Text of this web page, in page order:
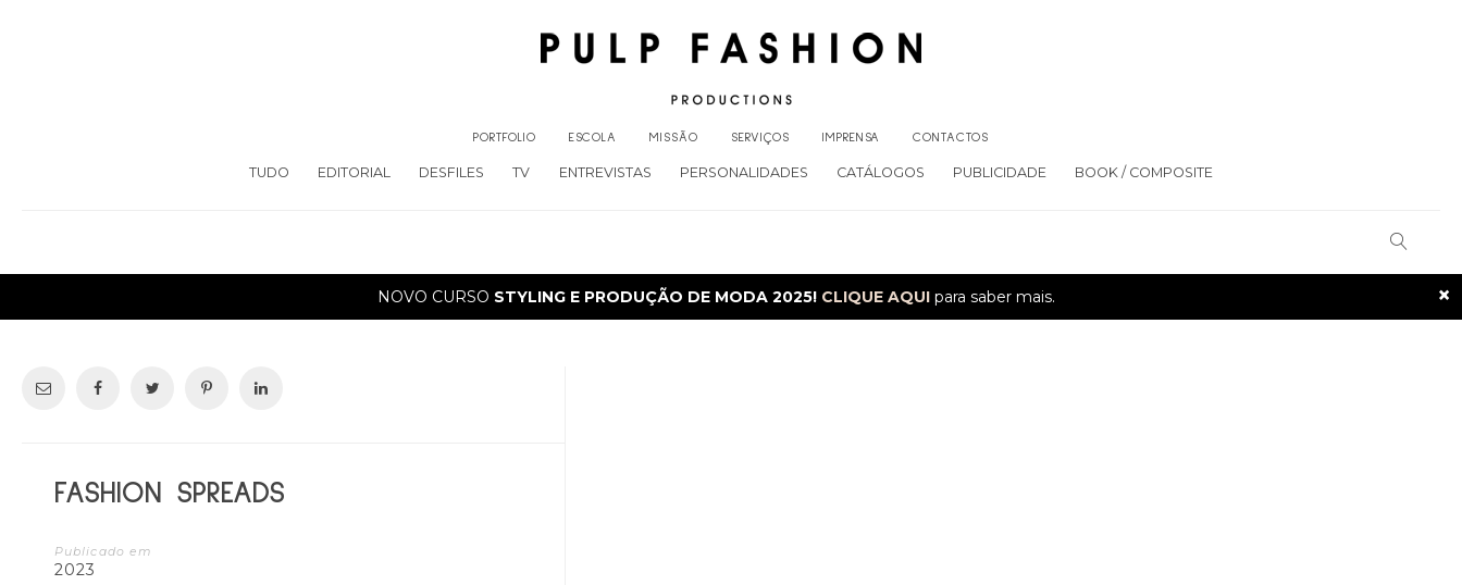
PORTFOLIO ESCOLA MISSÃO SERVIÇOS IMPRENSA CONTACTOS
TUDO EDITORIAL DESFILES TV ENTREVISTAS PERSONALIDADES CATÁLOGOS PUBLICIDADE BOOK / COMPOSITE
×
NOVO CURSO STYLING E PRODUÇÃO DE MODA 2025! CLIQUE AQUIpara saber mais.
FASHION SPREADS
Publicado em
2023